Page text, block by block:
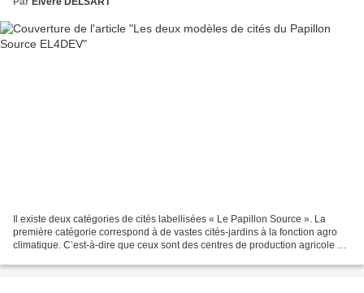
Il existe deux catégories de cités labellisées « Le Papillon Source ». La
première catégorie correspond à de vastes cités-jardins à la fonction agro
climatique. C’est-à-dire que ceux sont des centres de production agricole qui